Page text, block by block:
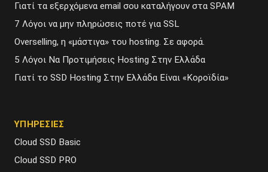
Γιατί τα εξερχόμενα email σου καταλήγουν στα SPAM
7 Λόγοι να μην πληρώσεις ποτέ για SSL
Overselling, η «μάστιγα» του hosting. Σε αφορά.
5 Λόγοι Να Προτιμήσεις Hosting Στην Ελλάδα
Γιατί το SSD Hosting Στην Ελλάδα Είναι «Κοροϊδία»
ΥΠΗΡΕΣΙΕΣ
Cloud SSD Basic
Cloud SSD PRO